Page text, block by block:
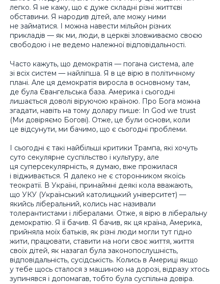
легко. Я не кажу, що є дуже складні різні життєві
обставини. Я народив дітей, але можу ними
не займатися. І можна навести мільйон різних
прикладів — як ми, люди, в церкві зловживаємо своєю
свободою і не ведемо належної відповідальності.
Часто кажуть, що демократія — погана система, але
зі всіх систем — найліпша. Я в це вірю в політичному
плані. Але ця демократія виросла в основному там,
де була Євангельська база. Америка і сьогодні
лишається доволі віруючою країною. Про Бога можна
згадати, навіть на тому долару пише: In God we trust
(Ми довіряємо Богові). Отже, це були основи, коли
це відсунути, ми бачимо, що є сьогодні проблеми.
І сьогодні є такі найбільші критики Трампа, які хочуть
суто секулярне суспільство і культуру, але
ця суперсекулярність, я думаю, вже прожилася
і відживається. Я далеко не є сторонником якоїсь
теократії. В Україні, принаймні деякі кола вважають,
що УКУ (Український католицький університет) —
якийсь ліберальний, колись нас називали
толерантистами і лібералами. Отже, я вірю в ліберальну
демократію. Я її бачив. Я бачив, як ця країна, Америка,
прийняла моїх батьків, як різні люди могли тут гідно
жити, працювати, ставити на ноги своє життя, життя
своїх дітей, як назагал була законопослушність,
відповідальність, сусідськість. Колись в Америці якщо
у тебе щось сталося з машиною на дорозі, відразу хтось
зупинявся і допомагав, тобто була суспільна довіра.